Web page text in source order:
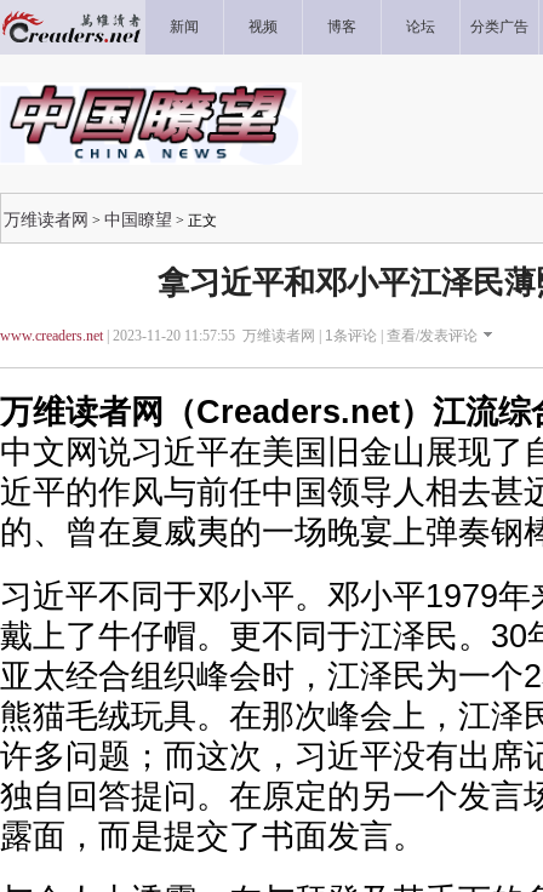
新闻 视频 博客 论坛 分类广告
万维读者网 > 中国瞭望 > 正文
拿习近平和邓小平江泽民
www.creaders.net| 2023-11-20 11:57:55 万维读者网 | 1条评论 | 查看/发表评论
万维读者网（Creaders.net）江流综
中文网说习近平在美国旧金山展现了
近平的作风与前任中国领导人相去甚
的、曾在夏威夷的一场晚宴上弹奏钢
习近平不同于邓小平。邓小平1979
戴上了牛仔帽。更不同于江泽民。30
亚太经合组织峰会时，江泽民为一个
熊猫毛绒玩具。在那次峰会上，江泽
许多问题；而这次，习近平没有出席
独自回答提问。在原定的另一个发言
露面，而是提交了书面发言。